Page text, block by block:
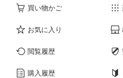
買い物かご
お気に入り
閲覧履歴
購入履歴